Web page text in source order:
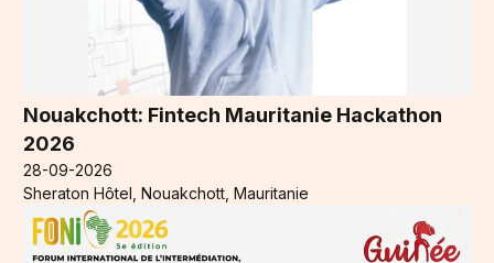
Nouakchott: Fintech Mauritanie Hackathon
2026
28-09-2026
Sheraton Hôtel, Nouakchott, Mauritanie